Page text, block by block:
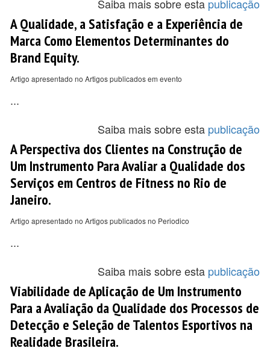
Saiba mais sobre esta publicação
A Qualidade, a Satisfação e a Experiência de
Marca Como Elementos Determinantes do
Brand Equity.
Artigo apresentado no Artigos publicados em evento
...
Saiba mais sobre esta publicação
A Perspectiva dos Clientes na Construção de
Um Instrumento Para Avaliar a Qualidade dos
Serviços em Centros de Fitness no Rio de
Janeiro.
Artigo apresentado no Artigos publicados no Periodico
...
Saiba mais sobre esta publicação
Viabilidade de Aplicação de Um Instrumento
Para a Avaliação da Qualidade dos Processos de
Detecção e Seleção de Talentos Esportivos na
Realidade Brasileira.